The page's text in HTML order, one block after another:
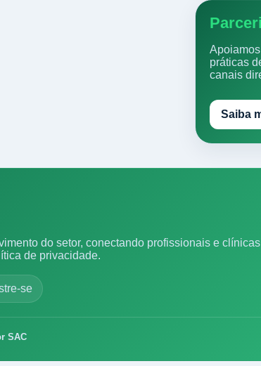
práticas
canais
Saiba
do setor, conectando profissionais e
de privacidade.
se
SAC